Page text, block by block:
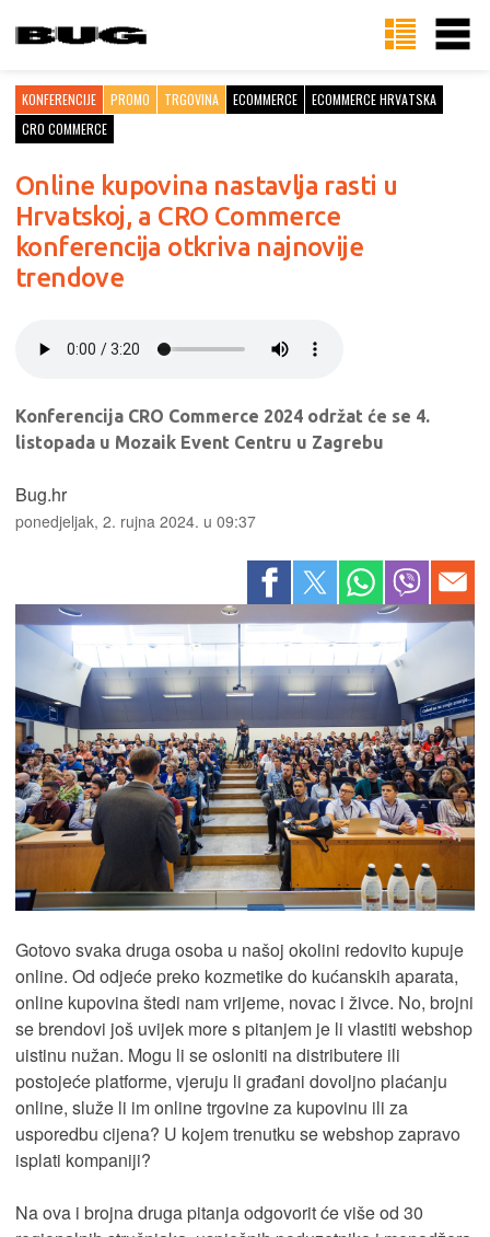
KONFERENCIJE PROMO TRGOVINA ECOMMERCE
ECOMMERCE HRVATSKA
CRO COMMERCE
Online kupovina nastavlja rasti u
Hrvatskoj, a CRO Commerce
konferencija otkriva najnovije
trendove
Konferencija CRO Commerce 2024 održat će se 4.
listopada u Mozaik Event Centru u Zagrebu
Bug.hr
ponedjeljak, 2. rujna 2024. u 09:37
Gotovo svaka druga osoba u našoj okolini redovito kupuje
online. Od odjeće preko kozmetike do kućanskih aparata,
online kupovina štedi nam vrijeme, novac i živce. No, brojni
se brendovi još uvijek more s pitanjem je li vlastiti webshop
uistinu nužan. Mogu li se osloniti na distributere ili
postojeće platforme, vjeruju li građani dovoljno plaćanju
online, služe li im online trgovine za kupovinu ili za
usporedbu cijena? U kojem trenutku se webshop zapravo
isplati kompaniji?
Na ova i brojna druga pitanja odgovorit će više od 30